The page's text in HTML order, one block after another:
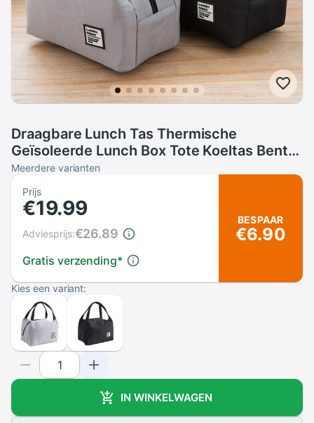
Draagbare Lunch Tas Thermische
Geïsoleerde Lunch Box Tote Koeltas Bento
Pouch Lunch Container School Voedsel
Opslag Zakken
Meerdere varianten
Prijs
€19.99
Gratis verzending*
Adviesprijs:€26.89
BESPAAR
€6.90
Kies een variant:
IN WINKELWAGEN